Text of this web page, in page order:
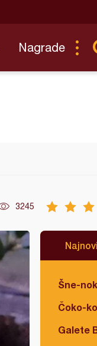
Nagrade
3245
Šne-
Čoko-
Galete